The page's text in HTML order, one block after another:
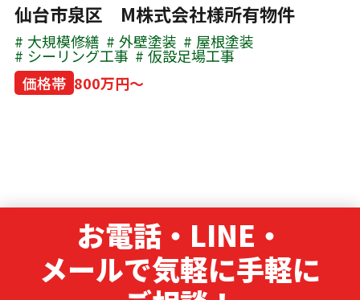
仙台市泉区 M株式会社様所有物件
大規模修繕 外壁塗装 屋根塗装
シーリング工事
仮設足場工事
価格帯 800万円～
お電話・LINE・
メールで気軽に手軽に